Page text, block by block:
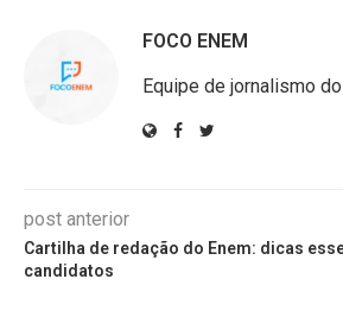
FOCO ENEM
Equipe de jornalismo
post anterior
Cartilha de redação do Enem: dicas
candidatos